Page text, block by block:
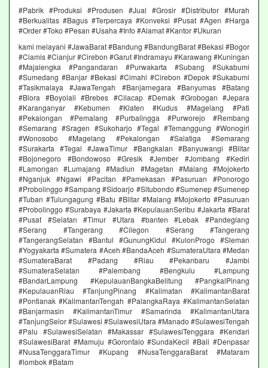
#Pabrik #Produksi #Produsen #Jual #Grosir #Distributor #Murah
#Berkualitas #Bagus #Terpercaya #Konveksi #Pusat #Agen #Harga
#Order #Toko #Pesan #Usaha #Info #Alamat #Kantor #Ukuran
kami melayani #JawaBarat #Bandung #BandungBarat #Bekasi #Bogor
#Ciamis #Cianjur #Cirebon #Garut #Indramayu #Karawang #Kuningan
#Majalengka #Pangandaran #Purwakarta #Subang #Sukabumi
#Sumedang #Banjar #Bekasi #Cimahi #Cirebon #Depok #Sukabumi
#Tasikmalaya #JawaTengah #Banjarnegara #Banyumas #Batang
#Blora #Boyolali #Brebes #Cilacap #Demak #Grobogan #Jepara
#Karanganyar #Kebumen #Klaten #Kudus #Magelang #Pati
#Pekalongan #Pemalang #Purbalingga #Purworejo #Rembang
#Semarang #Sragen #Sukoharjo #Tegal #Temanggung #Wonogiri
#Wonosobo #Magelang #Pekalongan #Salatiga #Semarang
#Surakarta #Tegal #JawaTimur #Bangkalan #Banyuwangi #Blitar
#Bojonegoro #Bondowoso #Gresik #Jember #Jombang #Kediri
#Lamongan #Lumajang #Madiun #Magetan #Malang #Mojokerto
#Nganjuk #Ngawi #Pacitan #Pamekasan #Pasuruan #Ponorogo
#Probolinggo #Sampang #Sidoarjo #Situbondo #Sumenep #Sumenep
#Tuban #Tulungagung #Batu #Blitar #Malang #Mojokerto #Pasuruan
#Probolinggo #Surabaya #Jakarta #KepulauanSeribu #Jakarta #Barat
#Pusat #Selatan #Timur #Utara #banten #Lebak #Pandeglang
#Serang #Tangerang #Cilegon #Serang #Tangerang
#TangerangSelatan #Bantul #GunungKidul #KulonProgo #Sleman
#Yogyakarta #Sumatera #Aceh #BandaAceh #SumateraUtara #Medan
#SumateraBarat #Padang #Riau #Pekanbaru #Jambi
#SumateraSelatan #Palembang #Bengkulu #Lampung
#BandarLampung #KepulauanBangkaBelitung #PangkalPinang
#KepulauanRiau #TanjungPinang #Kalimatan #KalimantanBarat
#Pontianak #KalimantanTengah #PalangkaRaya #KalimantanSelatan
#Banjarmasin #KalimantanTimur #Samarinda #KalimantanUtara
#TanjungSelor #Sulawesi #SulawesiUtara #Manado #SulawesiTengah
#Palu #SulawesiSelatan #Makassar #SulawesiTenggara #Kendari
#SulawesiBarat #Mamuju #Gorontalo #SundaKecil #Bali #Denpasar
#NusaTenggaraTimur #Kupang #NusaTenggaraBarat #Mataram
#lombok #Batam